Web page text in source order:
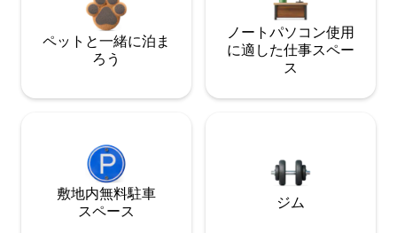
ペットと一緒に泊ま
ろう
ノートパソコン使用
に適した仕事スペー
ス
敷地内無料駐⁠車
ス⁠ペ⁠ー⁠ス
ジム